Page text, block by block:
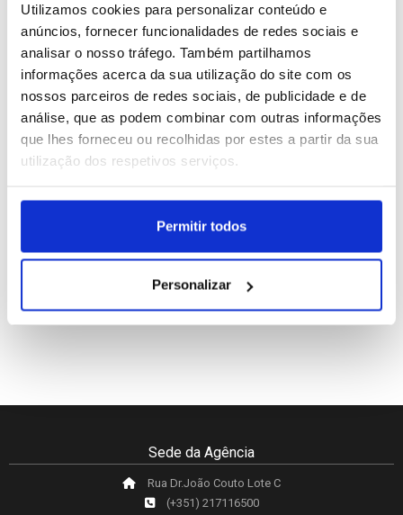
Utilizamos cookies para personalizar conteúdo e
anúncios, fornecer funcionalidades de redes sociais e
analisar o nosso tráfego. Também partilhamos
informações acerca da sua utilização do site com os
nossos parceiros de redes sociais, de publicidade e de
análise, que as podem combinar com outras informações
que lhes forneceu ou recolhidas por estes a partir da sua
utilização dos respetivos serviços.
Permitir todos
Personalizar
2
Festas do Povo de Campo Maior arrancam no sábado
e esperam mais de 400 mil visitantes
3
Embaixador de Israel pede cancelamento do concerto
de Kanye West no Algarve
4
Festas do Povo de Campo Maior começam hoje e
Boom Festival estreia em setembro o “Dia da
Boomland” em Idanha-a-Nova
Sede da Agência
Rua Dr.João Couto Lote C
(+351) 217116500